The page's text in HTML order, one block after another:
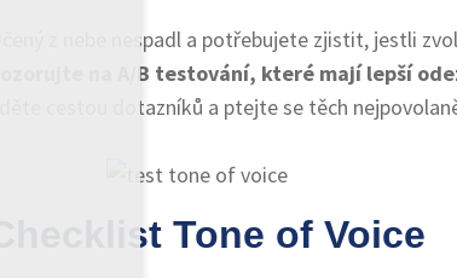
Učený z nebe nespadl a potřebujete zjistit, jestli
pozorujte na A/B testování, které mají lepší
Jděte cestou dotazníků a ptejte se těch
Checklist Tone of Voice